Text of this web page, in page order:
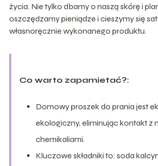
życia. Nie tylko dbamy o naszą skórę i
oszczędzamy pieniądze i cieszymy się
własnoręcznie wykonanego produktu.
Co warto zapamietać?:
Domowy proszek do prania jest
ekologiczny, eliminując kontakt z
chemikaliami.
Kluczowe składniki to: soda